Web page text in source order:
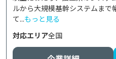
ルから大規模基幹システムま
て...もっと見る
対応エリア全国